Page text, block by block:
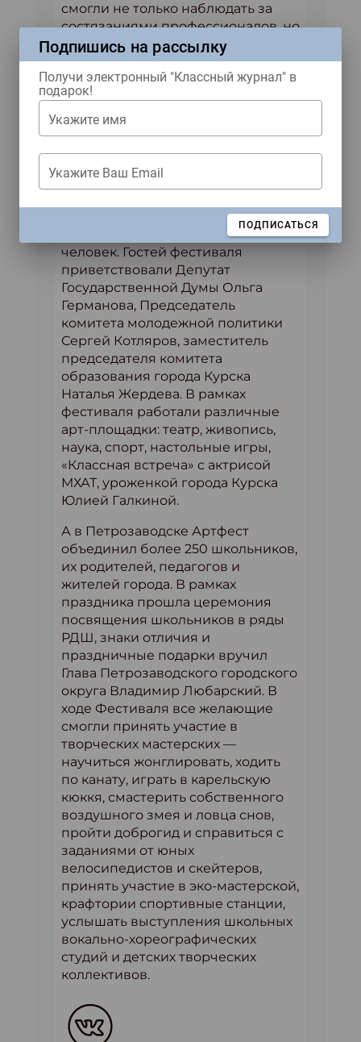
смогли не только наблюдать за
состязаниями профессионалов, но
и поучиться у них всевозможным
трюкам. Последователи Бэнкси
вместе с учениками московской
школы Стрит Арта смогли создать
мурал «Карта Реальных Дел».
Курске в парке «Боева Дача»
девизом «Творчество будущего».
Фестиваль собрал более 1400
человек. Гостей фестиваля
приветствовали Депутат
Государственной Думы Ольга
Германова, Председатель
комитета молодежной политики
Сергей Котляров, заместитель
председателя комитета
образования города Курска
Наталья Жердева. В рамках
фестиваля работали различные
арт-площадки: театр, живопись,
наука, спорт, настольные игры,
«Классная встреча» с актрисой
МХАТ, уроженкой города Курска
Юлией Галкиной.
А в Петрозаводске Артфест
объединил более 250 школьников,
их родителей, педагогов и
жителей города. В рамках
праздника прошла церемония
посвящения школьников в ряды
РДШ, знаки отличия и
праздничные подарки вручил
Глава Петрозаводского городского
округа Владимир Любарский. В
ходе Фестиваля все желающие
смогли принять участие в
творческих мастерских —
научиться жонглировать, ходить
по канату, играть в карельскую
кюккя, смастерить собственного
воздушного змея и ловца снов,
пройти доброгид и справиться с
заданиями от юных
велосипедистов и скейтеров,
принять участие в эко-мастерской,
крафтории спортивные станции,
услышать выступления школьных
вокально-хореографических
студий и детских творческих
коллективов.
Подпишись на рассылку
Получи электронный "Классный журнал" в
подарок!
Укажите имя
Укажите Ваш Email
ПОДПИСАТЬСЯ